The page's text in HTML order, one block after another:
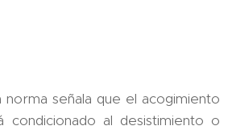
señala que el acogimiento
condicionado al desistimiento o